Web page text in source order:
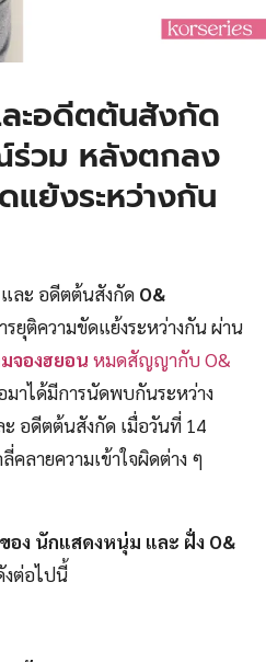
ะอดีตต้นสังกัด
วม หลังตกลง
แย้งระหว่างกัน
และ อดีตต้นสังกัด O&
รยุติความขัดแย้งระหว่างกัน ผ่าน
จองฮยอน หมดสัญญากับ O&
มาได้มีการนัดพบกันระหว่าง
อดีตต้นสังกัด เมื่อวันที่ 14
ลายความเข้าใจผิดต่าง ๆ
อง นักแสดงหนุ่ม และ ฝั่ง O&
งต่อไปนี้